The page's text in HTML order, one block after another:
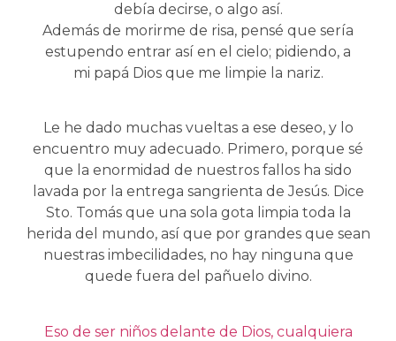
debía decirse, o algo así.
Además de morirme de risa, pensé que sería
estupendo entrar así en el cielo; pidiendo, a
mi papá Dios que me limpie la nariz.
Le he dado muchas vueltas a ese deseo, y lo
encuentro muy adecuado. Primero, porque sé
que la enormidad de nuestros fallos ha sido
lavada por la entrega sangrienta de Jesús. Dice
Sto. Tomás que una sola gota limpia toda la
herida del mundo, así que por grandes que sean
nuestras imbecilidades, no hay ninguna que
quede fuera del pañuelo divino.
Eso de ser niños delante de Dios, cualquiera